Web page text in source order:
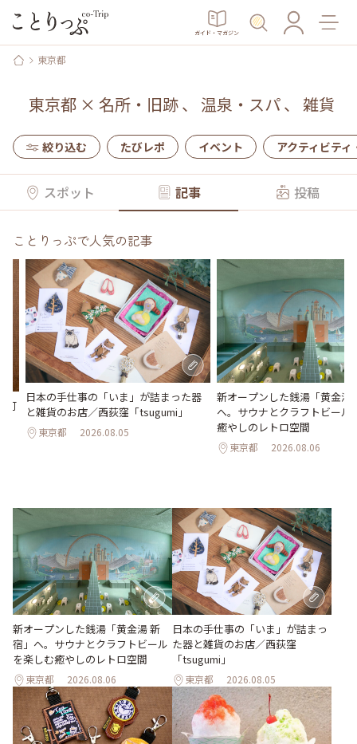
ガイド・マガジン
東京都
東京都 × 名所・旧跡、 温泉・スパ、 雑貨
絞り込む たびレポ イベント アクティビティ
スポット 記事 投稿
ことりっぷで人気の記事
可
日本の手仕事の「いま」が詰まった器
と雑貨のお店／西荻窪「tsugumi」
東京都 2026.08.05
新オープンした銭湯「黄金湯
へ。サウナとクラフトビール
癒やしのレトロ空間
東京都 2026.08.06
新オープンした銭湯「黄金湯 新
宿」へ。サウナとクラフトビール
を楽しむ癒やしのレトロ空間
東京都 2026.08.06
日本の手仕事の「いま」が詰まっ
た器と雑貨のお店／西荻窪
「tsugumi」
東京都 2026.08.05